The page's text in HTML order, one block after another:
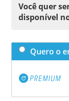
Você quer
disponível
Quero o